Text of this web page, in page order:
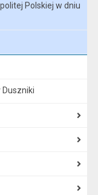
Polskiej w dniu
Duszniki